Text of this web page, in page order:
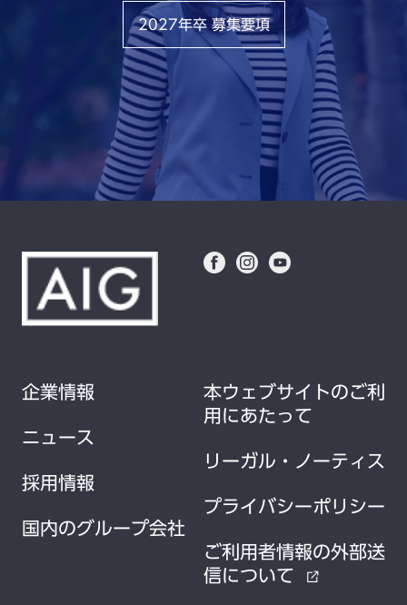
2027年卒 募集要項
企業情報
ニュース
採用情報
国内のグループ会社
本ウェブサイトのご利
用にあたって
リーガル・ノーティス
プライバシーポリシー
ご利用者情報の外部送
信について
external_link